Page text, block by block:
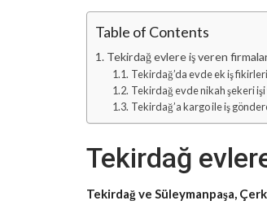
Table of Contents
Tekirdağ evlere iş veren
Tekirdağ’da evde ek iş fikirleri
Tekirdağ evde nikah şekeri
Tekirdağ’a kargo ile iş
Tekirdağ
Tekirdağ ve Süleymanpaşa,